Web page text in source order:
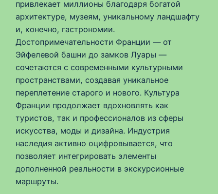
привлекает миллионы благодаря богатой
архитектуре, музеям, уникальному ландшафту
и, конечно, гастрономии.
Достопримечательности Франции — от
Эйфелевой башни до замков Луары —
сочетаются с современными культурными
пространствами, создавая уникальное
переплетение старого и нового. Культура
Франции продолжает вдохновлять как
туристов, так и профессионалов из сферы
искусства, моды и дизайна. Индустрия
наследия активно оцифровывается, что
позволяет интегрировать элементы
дополненной реальности в экскурсионные
маршруты.